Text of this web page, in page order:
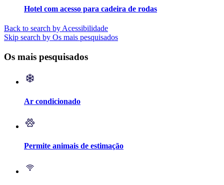
Hotel com acesso para cadeira de rodas
Back to search by Acessibilidade
Skip search by Os mais pesquisados
Os mais pesquisados
Ar condicionado
Permite animais de estimação